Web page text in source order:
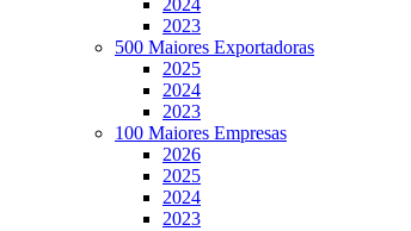
2023
500 Maiores Exportadoras
2025
2024
2023
100 Maiores Empresas
2026
2025
2024
2023